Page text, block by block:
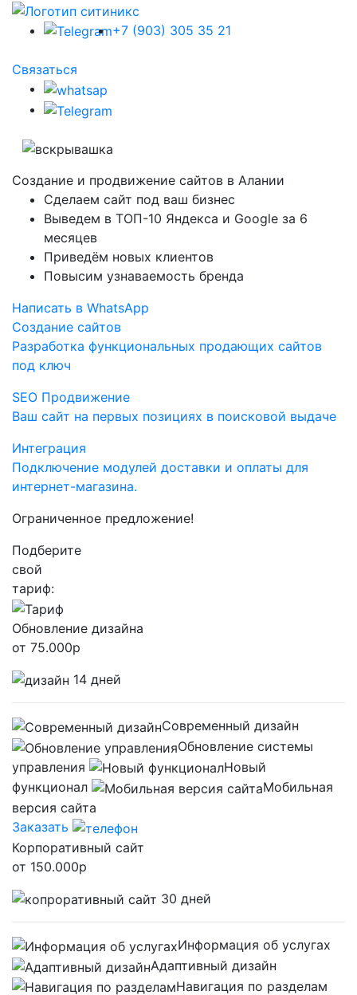
+7 (903) 305 35 21
Связаться
Создание и продвижение сайтов в Алании
Сделаем сайт под ваш бизнес
Выведем в ТОП-10 Яндекса и Google за 6
месяцев
Приведём новых клиентов
Повысим узнаваемость бренда
Написать в WhatsApp
Создание сайтов
Разработка функциональных продающих сайтов
под ключ
SEO Продвижение
Ваш сайт на первых позициях в поисковой выдаче
Интеграция
Подключение модулей доставки и оплаты для
интернет-магазина.
Ограниченное предложение!
Подберите
свой
тариф:
Обновление дизайна
от 75.000р
14 дней
Современный дизайн
Обновление системы
управления
Новый
функционал
Мобильная
версия сайта
Заказать
Корпоративный сайт
от 150.000р
30 дней
Информация об услугах
Адаптивный дизайн
Навигация по разделам